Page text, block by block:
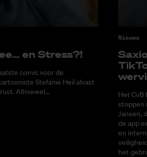
en Stress?!
comic voor de
Stefanie Heil alvast
Alhoewel...
Nieuws
Het CvB
stoppen
Jansen,
de app
en
het